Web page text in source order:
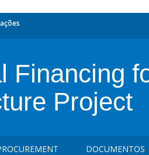
Financing
Project
DOCUMENTOS